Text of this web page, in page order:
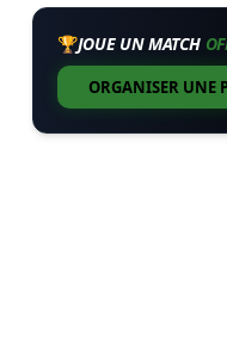
🏆JOUE UN MATCH
ORGANISER UNE